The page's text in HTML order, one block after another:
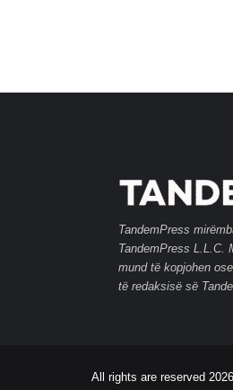
TandemPress
TandemPress L.L.C.
mund të kopjohen
të redaksisë së
All rights are reserved